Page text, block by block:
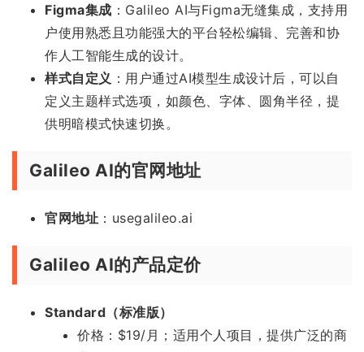
Figma集成 ：Galileo AI与Figma无缝集成，支持用
户使用熟悉且功能强大的平台轻松编辑、完善和协
作人工智能生成的设计。
样式自定义 ：用户通过AI模型生成设计后，可以自
定义主题样式选项，如颜色、字体、圆角半径，提
供明暗模式快速切换。
Galileo AI的官网地址
官网地址 ：usegalileo.ai
Galileo AI的产品定价
Standard（标准版）
价格：$19/月；适用个人项目，提供广泛的商